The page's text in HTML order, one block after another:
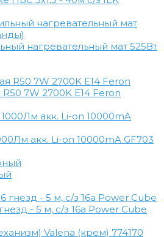
нагревательный мат 525Вт
7W 2700K E14 Feron
акк. Li-on 10000mA GF703
- 5 м, с/з 16a Power Cube